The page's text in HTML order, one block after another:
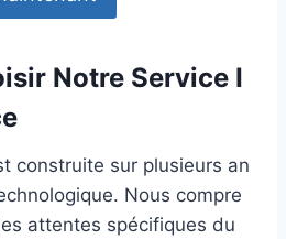
Notre Service I
construite sur plusieurs an
Nous compre
attentes spécifiques du